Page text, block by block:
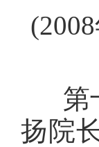
(
第十
扬院